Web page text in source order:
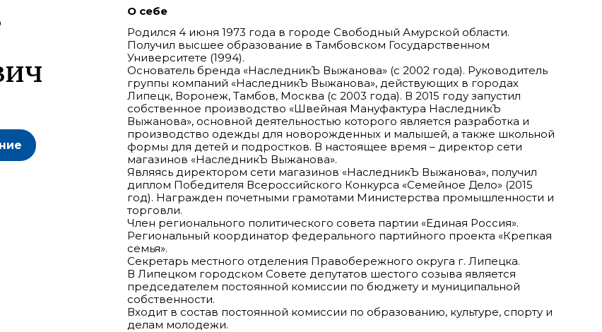
О себе
Родился 4 июня 1973 года в городе Свободный Амурской области.
Получил высшее образование в Тамбовском Государственном
Университете (1994).
Основатель бренда «НаследникЪ Выжанова» (с 2002 года). Руководитель
группы компаний «НаследникЪ Выжанова», действующих в городах
Липецк, Воронеж, Тамбов, Москва (с 2003 года). В 2015 году запустил
собственное производство «Швейная Мануфактура НаследникЪ
Выжанова», основной деятельностью которого является разработка и
производство одежды для новорожденных и малышей, а также школьной
формы для детей и подростков. В настоящее время – директор сети
магазинов «НаследникЪ Выжанова».
Являясь директором сети магазинов «НаследникЪ Выжанова», получил
диплом Победителя Всероссийского Конкурса «Семейное Дело» (2015
год). Награжден почетными грамотами Министерства промышленности и
торговли.
Член регионального политического совета партии «Единая Россия».
Региональный координатор федерального партийного проекта «Крепкая
семья».
Секретарь местного отделения Правобережного округа г. Липецка.
В Липецком городском Совете депутатов шестого созыва является
председателем постоянной комиссии по бюджету и муниципальной
собственности.
Входит в состав постоянной комиссии по образованию, культуре, спорту и
делам молодежи.